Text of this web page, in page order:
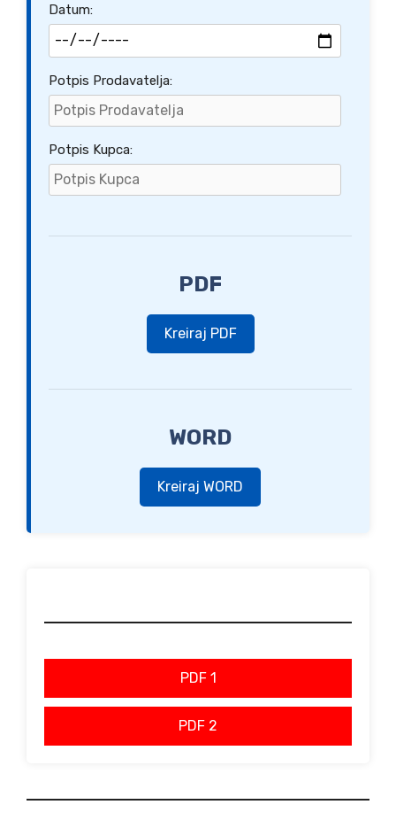
Datum:
Potpis Prodavatelja:
Potpis Kupca:
PDF
Kreiraj PDF
WORD
Kreiraj WORD
PDF 1
PDF 2